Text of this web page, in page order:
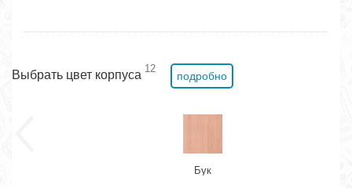
Выбрать цвет корпуса 12
подробно
Бук